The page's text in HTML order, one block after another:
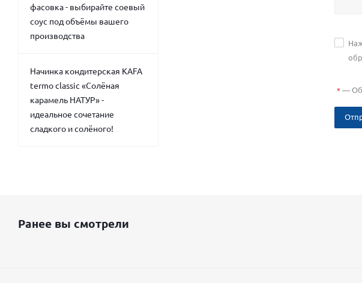
*—
фасовка - выбирайте соевый
соус под объёмы вашего
производства
Начинка кондитерская KAFA
termo classic «Солёная
карамель НАТУР» -
идеальное сочетание
сладкого и солёного!
Ранее вы смотрели